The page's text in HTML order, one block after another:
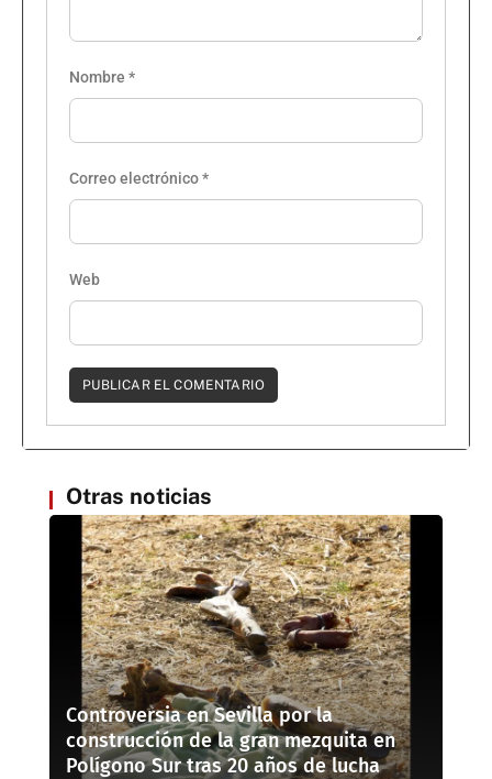
Nombre *
Correo electrónico*
Web
Otras noticias
Controversia en Sevilla por la
construcción de la gran mezquita en
Polígono Sur tras 20 años de lucha